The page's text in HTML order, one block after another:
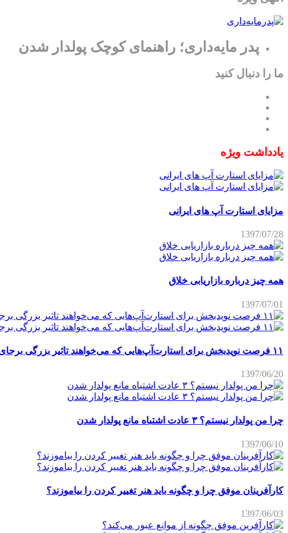
پدر مایه‌داری؛ راهنمای کوچک پولدار شدن
ما را دنبال کنید
یادداشت ویژه
مزایای استارت آپ های ایرانی
1397/07/28
همه چیز درباره بازاریابی خلاق
1397/07/01
۱۱ فرصت نویدبخش برای استارت‌آپ‌هایی که می‌خواهند تاثیر بزرگی برجای بگذارند
1397/06/20
چرا من پولدار نیستم؟ ۳ عادت اشتباه مانع پولدار شدن
1397/06/10
کارآفرینان موفق چرا و چگونه باید هنر تغییر کردن را بیاموزند؟
1397/06/03